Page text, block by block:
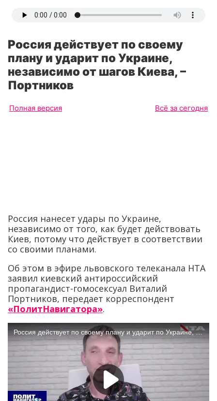
Россия действует по своему
плану и ударит по Украине,
независимо от шагов Киева, –
Портников
Полная версия Всё за сегодня
Россия нанесет удары по Украине,
независимо от того, как будет действовать
Киев, потому что действует в соответствии
со своими планами.
Об этом в эфире львовского телеканала НТА
заявил киевский антироссийский
пропагандист-гомосексуал Виталий
Портников, передает корреспондент
«ПолитНавигатора».